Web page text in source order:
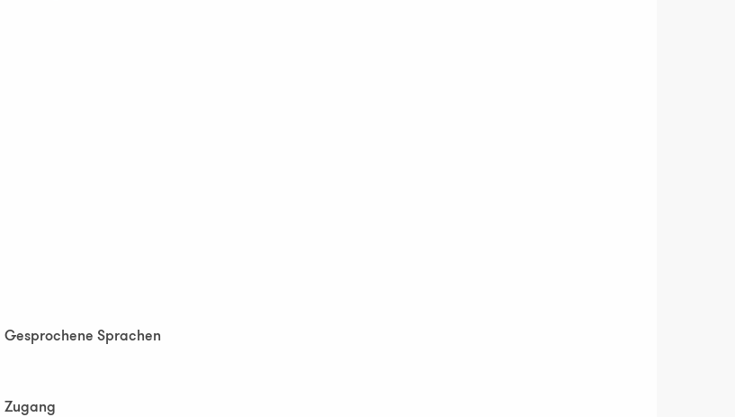
Gesprochene Sprachen
Gesprochene Sprachen
Zugang
Zugang